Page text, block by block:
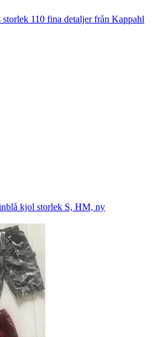
110 fina detaljer från Kappahl
kjol storlek S, HM, ny